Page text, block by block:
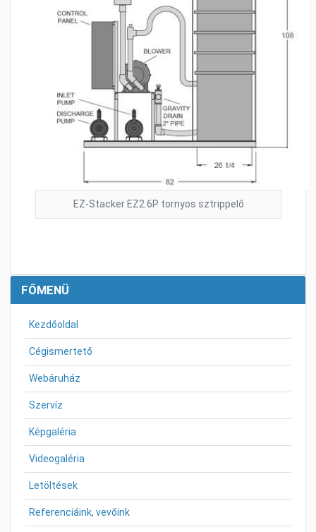
FŐMENÜ
Kezdőoldal
Cégismertető
Webáruház
Szervíz
Képgaléria
Videogaléria
Letöltések
Referenciáink, vevőink
EZ-Stacker EZ2.6P tornyos sztrippelő